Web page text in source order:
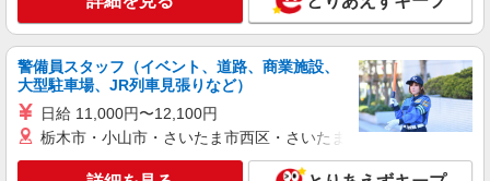
幅は経験・能力による
福島県福島市 【最寄駅】福島交通飯坂線「花
水坂」駅
キープ 詳細を見る
警備員スタッフ（イベント、道路、商業施設、
大型駐車場、JR列車見張りなど）
日給 11,000円〜12,100円
栃木市・小山市・さいたま市西区・さいたま市岩槻区・久喜市・